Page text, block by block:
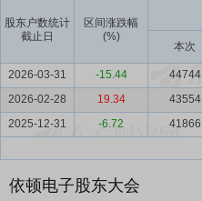
股东户数统计
截止日
区间涨跌幅
(%)
本次
2026-03-31 -15.44 44744
2026-02-28
19.34 43554
2025-12-31
-6.72 41866
依顿电子股东大会